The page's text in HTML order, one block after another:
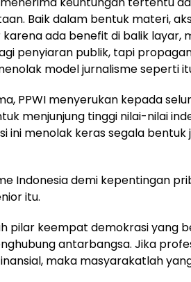
Baik dalam bentuk materi,
karena ada benefit di balik layar,
penyiaran publik, tapi
model jurnalisme seperti
PPWI menyerukan kepada
menjunjung tinggi nilai-nilai
ini menolak keras segala bentuk
Indonesia demi kepentingan
itu.
pilar keempat demokrasi yang
antarbangsa. Jika
maka masyarakatlah